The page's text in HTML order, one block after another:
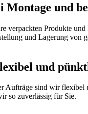
Montage und
verpackten Produkte
und Lagerung von
und
Aufträge sind wir flexibel
so zuverlässig für Sie.